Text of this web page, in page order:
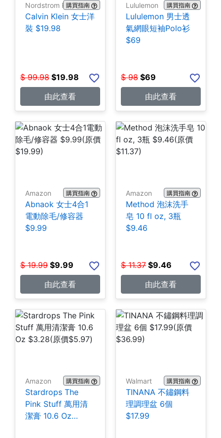
Nordstrom Rack購買指南
Calvin Klein 女士洋
裝 $19.98
$ 99.98 $19.98
由此查看
Lululemon 購買指南
Lululemon 男士透
氣網眼短袖Polo衫
$69
$ 98 $69
由此查看
Amazon 購買指南
Abnaok 女士4合1
電動除毛/修容器
$9.99
$ 19.99 $9.99
由此查看
Amazon 購買指南
Method 泡沫洗手
皂 10 fl oz, 3瓶
$9.46
$ 11.37 $9.46
由此查看
Amazon 購買指南
Stardrops The
Pink Stuff 萬用清
潔膏 10.6 Oz
Walmart 購買指南
TINANA 不鏽鋼料
理調理盆 6個
$17.99